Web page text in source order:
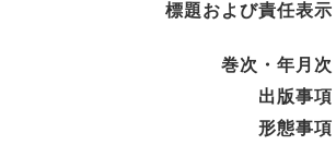
標題および責任表示
巻次・年月次
出版事項
形態事項